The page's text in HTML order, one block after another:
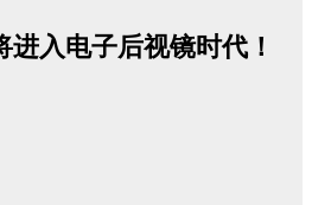
进入电子后视镜时代！